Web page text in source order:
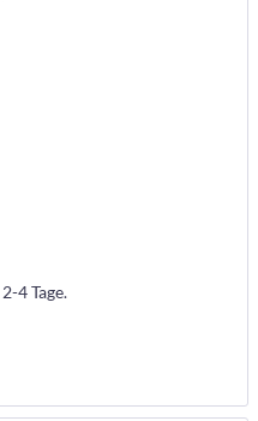
4 Tage.